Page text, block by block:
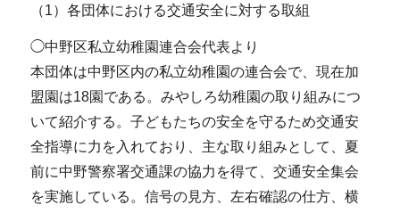
（1）各団体における交通安全に対する取組
◯中野区私立幼稚園連合会代表より
本団体は中野区内の私立幼稚園の連合会で、現在加
盟園は18園である。みやしろ幼稚園の取り組みにつ
いて紹介する。子どもたちの安全を守るため交通安
全指導に力を入れており、主な取り組みとして、夏
前に中野警察署交通課の協力を得て、交通安全集会
を実施している。信号の見方、左右確認の仕方、横